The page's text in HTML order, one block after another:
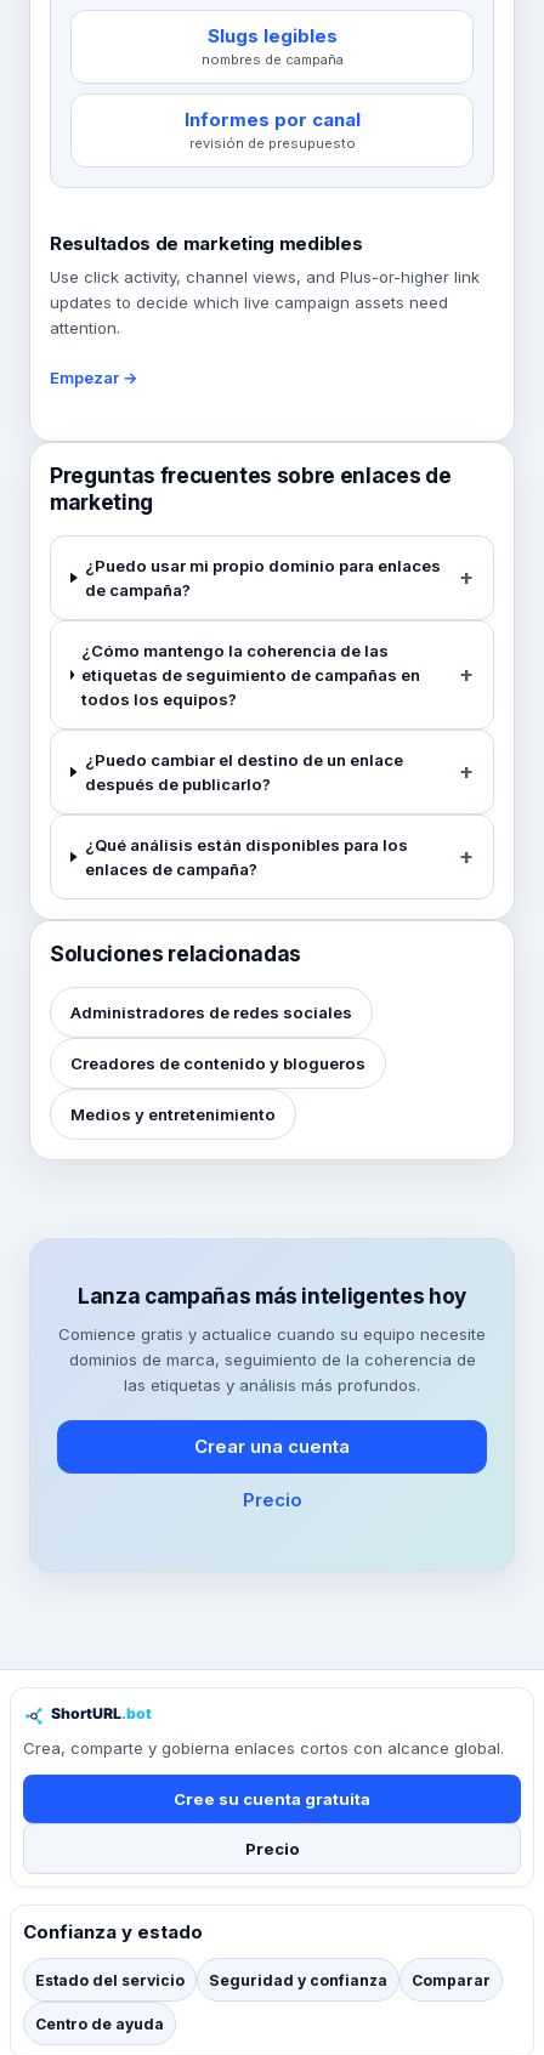
Slugs legibles
nombres de campaña
Informes por canal
revisión de presupuesto
Resultados de marketing medibles
Use click activity, channel views, and Plus-or-higher link
updates to decide which live campaign assets need
attention.
Empezar →
Preguntas frecuentes sobre enlaces de
marketing
¿Puedo usar mi propio dominio para enlaces
de campaña?
¿Cómo mantengo la coherencia de las
etiquetas de seguimiento de campañas en
todos los equipos?
¿Puedo cambiar el destino de un enlace
después de publicarlo?
¿Qué análisis están disponibles para los
enlaces de campaña?
Soluciones relacionadas
Administradores de redes sociales
Creadores de contenido y blogueros
Medios y entretenimiento
Lanza campañas más inteligentes hoy
Comience gratis y actualice cuando su equipo necesite
dominios de marca, seguimiento de la coherencia de
las etiquetas y análisis más profundos.
Crear una cuenta
Precio
Crea, comparte y gobierna enlaces cortos con alcance global.
Cree su cuenta gratuita
Precio
Confianza y estado
Estado del servicio Seguridad y confianza Comparar
Centro de ayuda